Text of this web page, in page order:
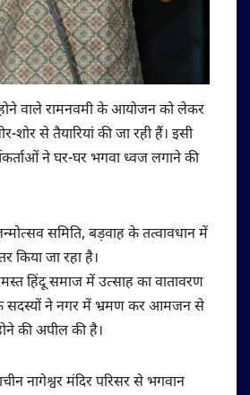
होने वाले रामनवमी के आयोजन को लेकर
शोर से तैयारियां की जा रही हैं। इसी
ने घर-घर भगवा ध्वज लगाने की
समिति, बड़वाह के तत्वावधान में
किया जा रहा है।
हिंदू समाज में उत्साह का वातावरण
सदस्यों ने नगर में भ्रमण कर आमजन से
की अपील की है।
नागेश्वर मंदिर परिसर से भगवान